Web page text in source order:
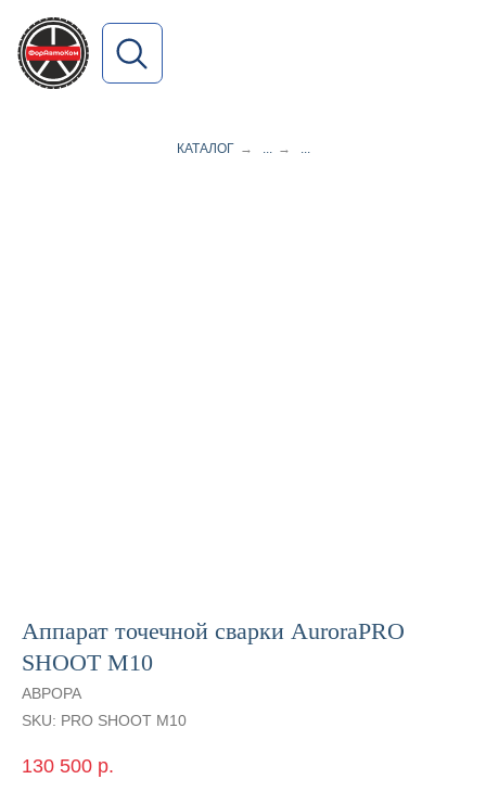
КАТАЛОГ → ... → ...
Аппарат точечной сварки AuroraPRO
SHOOT M10
АВРОРА
SKU: PRO SHOOT M10
130 500 р.